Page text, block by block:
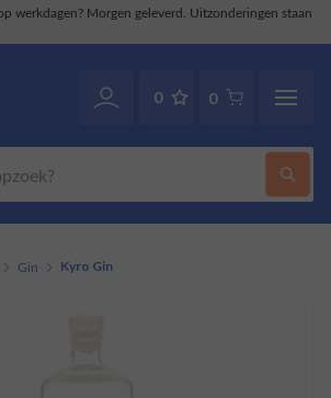
werkdagen? Morgen geleverd. Uitzonderingen staan
0 0
Gin Kyro Gin